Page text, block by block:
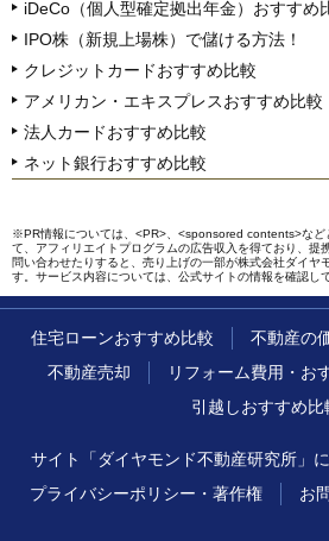
iDeCo（個人型確定拠出年金）おすすめ
IPO株（新規上場株）で儲ける方法！
クレジットカードおすすめ比較
アメリカン・エキスプレスおすすめ比較
法人カードおすすめ比較
ネット銀行おすすめ比較
※PR情報については、<PR>、<sponsored contents>など
て、アフィリエイトプログラムの広告収入を得ており、提
問い合わせたりすると、売り上げの一部が株式会社ダイヤ
す。サービス内容については、公式サイトの情報を確認し
住宅ローンおすすめ比較
不動産の
不動産売却
リフォーム費用・お
引越しおすすめ比
サイト「ダイヤモンド不動産研究所」
プライバシーポリシー・著作権
お